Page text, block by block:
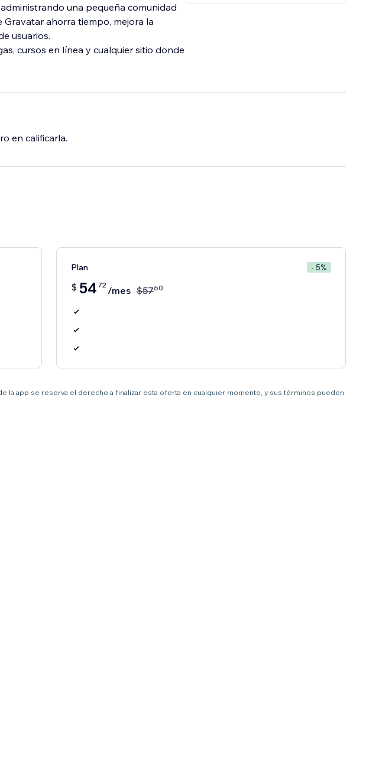
una pequeña comunidad
ahorra tiempo, mejora la
usuarios.
cursos en línea y cualquier sitio donde
en calificarla.
Plan - 5%
$ 54 72 /mes $5760
la app se reserva el derecho a finalizar esta oferta en cualquier momento, y sus términos pueden